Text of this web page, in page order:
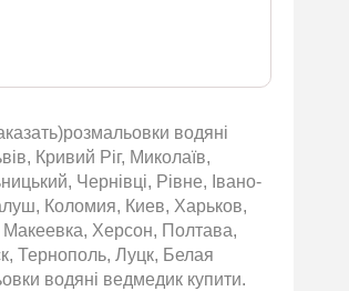
водяні
Кривий Ріг, Миколаїв,
Чернівці, Рівне, Івано-
Коломия, Киев, Харьков,
Херсон, Полтава,
Тернополь, Луцк, Белая
водяні ведмедик купити.